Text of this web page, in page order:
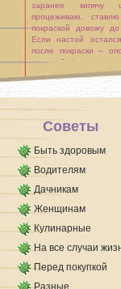
заранее кипячу
процеживаю,
покраской довожу
Если настой
после покраски –
кору дуба (также
Известно, что хна [...]
Советы
Быть здоровым
Водителям
Дачникам
Женщинам
Кулинарные
На все случаи
Перед покупкой
Разные